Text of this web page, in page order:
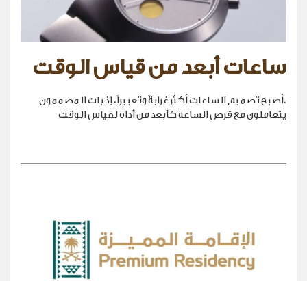
ساعات أبعد من قياس الوقت
.أصبح تصميم الساعات أكثر غرابةً وتعبيراً، إذ بات المصممون
يتعاملون مع قرص الساعة كأبعد من أداة لقياس الوقت